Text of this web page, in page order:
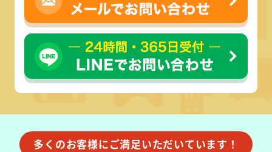
多くのお客様にご満足いただいています！